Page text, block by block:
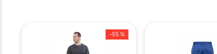
Compatibilidad -55 %